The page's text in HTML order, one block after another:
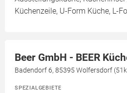
Küchenzeile, U-Form Küche, L-
Beer GmbH - BEER
Badendorf 6, 85395 Wolfersdorf
SPEZIALGEBIETE